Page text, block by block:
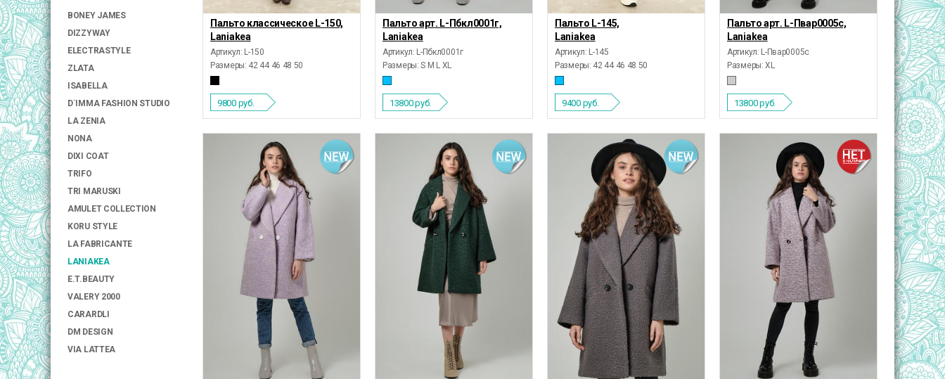
BONEY JAMES
DIZZYWAY
ELECTRASTYLE
ZLATA
ISABELLA
D`IMMA FASHION STUDIO
LA ZENIA
NONA
DIXI COAT
TRIFO
TRI MARUSKI
AMULET COLLECTION
KORU STYLE
LA FABRICANTE
LANIAKEA
E.T.BEAUTY
VALERY 2000
CARARDLI
DM DESIGN
VIA LATTEA
Пальто классическое L-150,
Laniakea
Артикул: L-150
Размеры: 42 44 46 48 50
9800 руб.
Пальто арт. L-Пбкл0001г,
Laniakea
Артикул: L-Пбкл0001г
Размеры: S M L XL
13800руб.
Пальто L-145,
Laniakea
Артикул: L-145
Размеры: 42 44 46 48 50
9400 руб.
Пальто арт. L-Пвар0005с,
Laniakea
Артикул: L-Пвар0005с
Размеры: XL
13800руб.